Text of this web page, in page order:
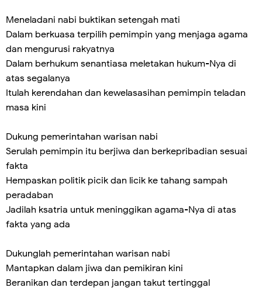
Meneladani nabi buktikan setengah mati
Dalam berkuasa terpilih pemimpin yang menjaga agama
dan mengurusi rakyatnya
Dalam berhukum senantiasa meletakan hukum-Nya di
atas segalanya
Itulah kerendahan dan kewelasasihan pemimpin teladan
masa kini
Dukung pemerintahan warisan nabi
Serulah pemimpin itu berjiwa dan berkepribadian sesuai
fakta
Hempaskan politik picik dan licik ke tahang sampah
peradaban
Jadilah ksatria untuk meninggikan agama-Nya di atas
fakta yang ada
Dukunglah pemerintahan warisan nabi
Mantapkan dalam jiwa dan pemikiran kini
Beranikan dan terdepan jangan takut tertinggal